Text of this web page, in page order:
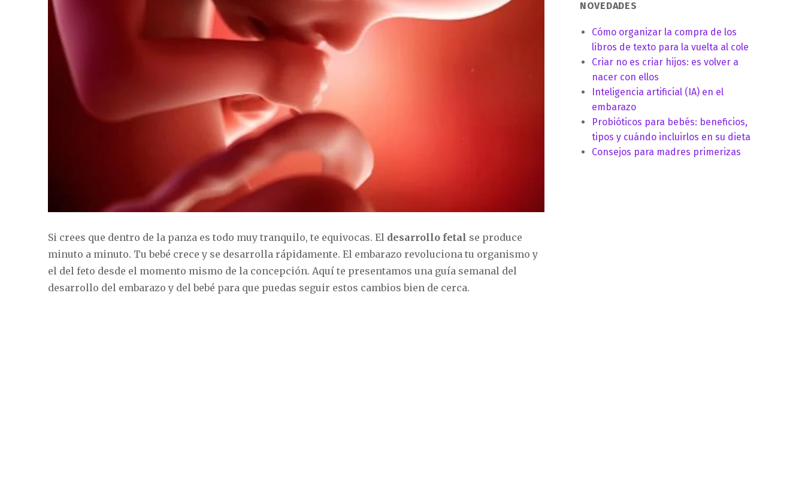
Si crees que dentro de la panza es todo muy tranquilo, te equivocas. El desarrollo fetal se produce
minuto a minuto. Tu bebé crece y se desarrolla rápidamente. El embarazo revoluciona tu organismo y
el del feto desde el momento mismo de la concepción. Aquí te presentamos una guía semanal del
desarrollo del embarazo y del bebé para que puedas seguir estos cambios bien de cerca.
NOVEDADES
Cómo organizar la compra de los
libros de texto para la vuelta al cole
Criar no es criar hijos: es volver a
nacer con ellos
Inteligencia artificial (IA) en el
embarazo
Probióticos para bebés: beneficios,
tipos y cuándo incluirlos en su dieta
Consejos para madres primerizas